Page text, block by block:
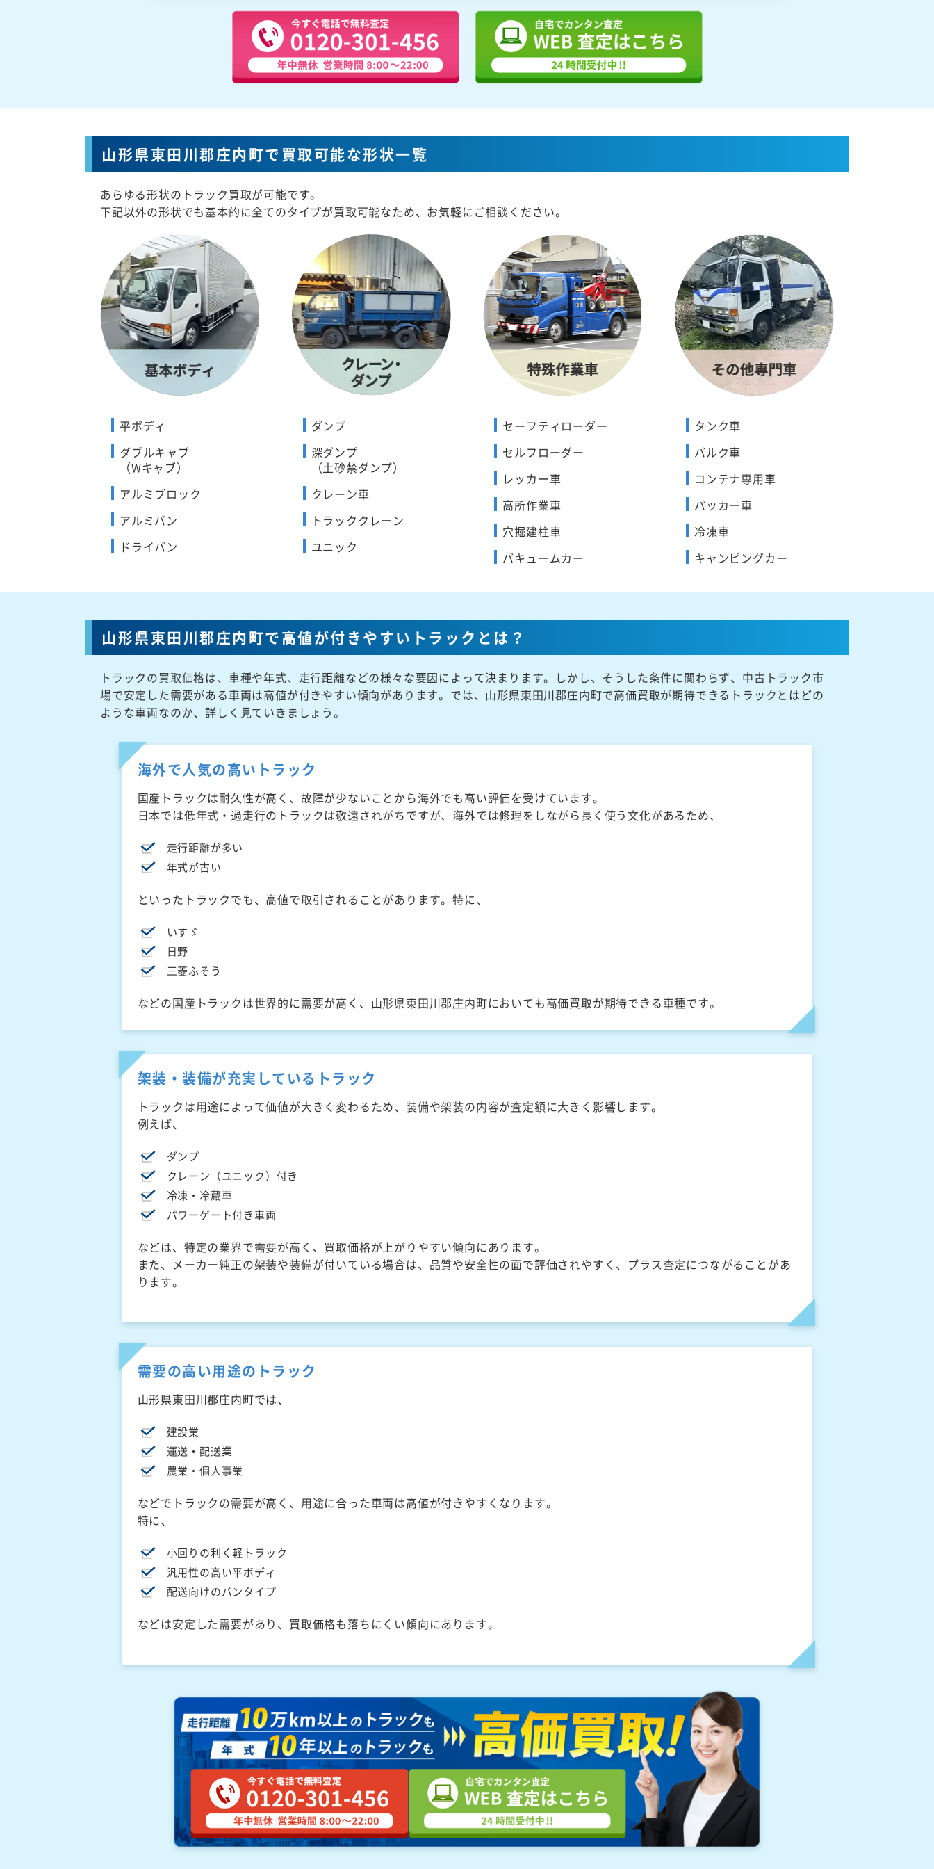
山形県東田川郡庄内町で買取可能な形状一覧
あらゆる形状のトラック買取が可能です。
下記以外の形状でも基本的に全てのタイプが買取可能なため、お気軽にご相談ください。
平ボディ
ダブルキャブ
（Wキャブ）
アルミブロック
アルミバン
ドライバン
ダンプ
深ダンプ
（土砂禁ダンプ）
クレーン車
トラッククレーン
ユニック
セーフティローダー
セルフローダー
レッカー車
高所作業車
穴掘建柱車
バキュームカー
タンク車
バルク車
コンテナ専用車
パッカー車
冷凍車
キャンピングカー
山形県東田川郡庄内町で高値が付きやすいトラックとは？
トラックの買取価格は、車種や年式、走行距離などの様々な要因によって決まります。しかし、そうした条件に関わらず、中古トラック市
場で安定した需要がある車両は高値が付きやすい傾向があります。では、山形県東田川郡庄内町で高価買取が期待できるトラックとはどの
ような車両なのか、詳しく見ていきましょう。
海外で人気の高いトラック
国産トラックは耐久性が高く、故障が少ないことから海外でも高い評価を受けています。
日本では低年式・過走行のトラックは敬遠されがちですが、海外では修理をしながら長く使う文化があるため、
走行距離が多い
年式が古い
といったトラックでも、高値で取引されることがあります。特に、
いすゞ
日野
三菱ふそう
などの国産トラックは世界的に需要が高く、山形県東田川郡庄内町においても高価買取が期待できる車種です。
架装・装備が充実しているトラック
トラックは用途によって価値が大きく変わるため、装備や架装の内容が査定額に大きく影響します。
例えば、
ダンプ
クレーン（ユニック）付き
冷凍・冷蔵車
パワーゲート付き車両
などは、特定の業界で需要が高く、買取価格が上がりやすい傾向にあります。
また、メーカー純正の架装や装備が付いている場合は、品質や安全性の面で評価されやすく、プラス査定につながることがあ
ります。
需要の高い用途のトラック
山形県東田川郡庄内町では、
建設業
運送・配送業
農業・個人事業
などでトラックの需要が高く、用途に合った車両は高値が付きやすくなります。
特に、
小回りの利く軽トラック
汎用性の高い平ボディ
配送向けのバンタイプ
などは安定した需要があり、買取価格も落ちにくい傾向にあります。